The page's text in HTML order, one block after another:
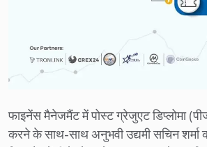
फाइनेंस मैनेजमैंट में पोस्ट ग्रेजुएट डिप्लोमा
करने के साथ-साथ अनुभवी उद्यमी सचिन